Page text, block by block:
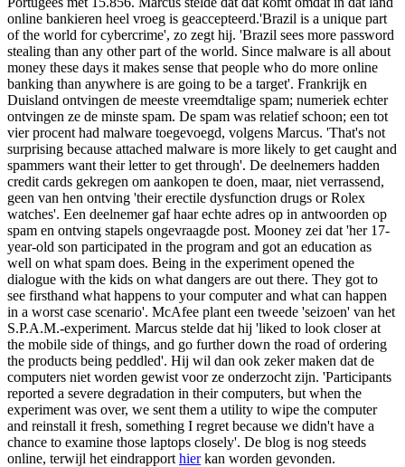
online bankieren heel vroeg is geaccepteerd.'Brazil is a unique part
of the world for cybercrime', zo zegt hij. 'Brazil sees more password
stealing than any other part of the world. Since malware is all about
money these days it makes sense that people who do more online
banking than anywhere is are going to be a target'. Frankrijk en
Duisland ontvingen de meeste vreemdtalige spam; numeriek echter
ontvingen ze de minste spam. De spam was relatief schoon; een tot
vier procent had malware toegevoegd, volgens Marcus. 'That's not
surprising because attached malware is more likely to get caught and
spammers want their letter to get through'. De deelnemers hadden
credit cards gekregen om aankopen te doen, maar, niet verrassend,
geen van hen ontving 'their erectile dysfunction drugs or Rolex
watches'. Een deelnemer gaf haar echte adres op in antwoorden op
spam en ontving stapels ongevraagde post. Mooney zei dat 'her 17-
year-old son participated in the program and got an education as
well on what spam does. Being in the experiment opened the
dialogue with the kids on what dangers are out there. They got to
see firsthand what happens to your computer and what can happen
in a worst case scenario'. McAfee plant een tweede 'seizoen' van het
S.P.A.M.-experiment. Marcus stelde dat hij 'liked to look closer at
the mobile side of things, and go further down the road of ordering
the products being peddled'. Hij wil dan ook zeker maken dat de
computers niet worden gewist voor ze onderzocht zijn. 'Participants
reported a severe degradation in their computers, but when the
experiment was over, we sent them a utility to wipe the computer
and reinstall it fresh, something I regret because we didn't have a
chance to examine those laptops closely'. De blog is nog steeds
online, terwijl het eindrapport hierkan worden gevonden.